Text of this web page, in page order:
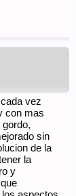
vez
con mas
sin
de la
la
y